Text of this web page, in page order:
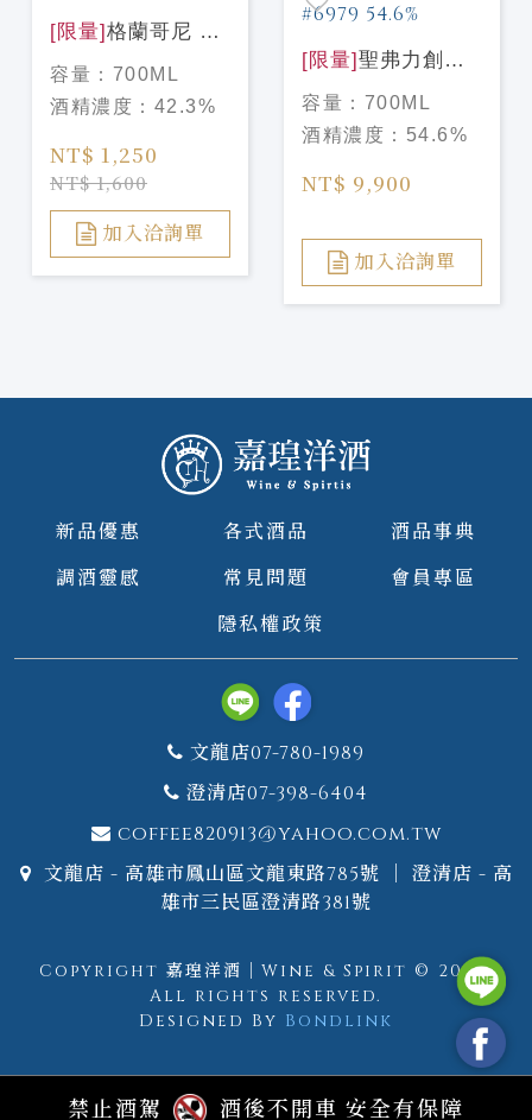
[限量] 格蘭哥尼 12
年PX 2026限定版
Glengoyne 12
Year Old PX Cask
Edition 2026
容量： 700ML
酒精濃度： 42.3%
NT$ 1,250
NT$ 1,600
加入洽詢單
[限量] 聖弗力創辦
人系列 格蘭路思
1995/30年#6979
54.6%單桶原酒
SIGNATORY
#6979 54.6%
容量： 700ML
酒精濃度： 54.6%
NT$ 9,900
加入洽詢單
新品優惠 各式酒品
酒品事典
調酒靈感
常見問題
會員專區
隱私權政策
文龍店07-780-1989
澄清店07-398-6404
coffee820913@yahoo.com.tw
文龍店 - 高雄市鳳山區文龍東路785號 ｜ 澄清店 - 高
雄市三民區澄清路381號
Copyright 嘉瑝洋酒｜Wine & Spirit © 2026.
All rights reserved.
Designed By Bondlink
禁止酒駕 酒後不開車 安全有保障